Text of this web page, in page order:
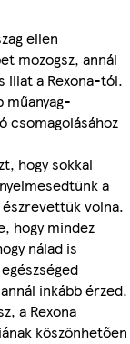
ellen
mozogsz, annál
illat a Rexona-tól.
műanyag-
csomagolásához
hogy sokkal
a
volna.
hogy mindez
nálad is
inkább érzed,
a Rexona
köszönhetően